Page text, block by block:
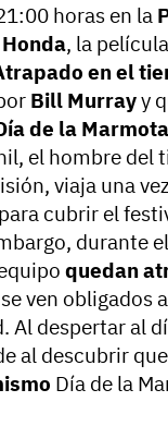
horas en la
, la
en el
Bill Murrayy
de la Marmota
el hombre del
viaja una
cubrir el
durante
quedan
ven obligados
Al despertar al
al descubrir
Día de la